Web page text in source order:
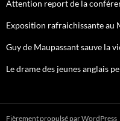
Attention report de la
Exposition rafraichissante au
Guy de Maupassant sauve la
Le drame des jeunes anglais
Fièrement propulsé par WordPress